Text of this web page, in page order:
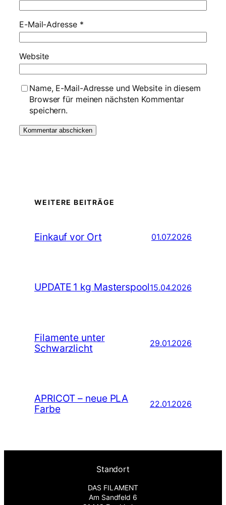
E-Mail-Adresse *
Website
Name, E-Mail-Adresse und Website in diesem
Browser für meinen nächsten Kommentar
speichern.
WEITERE BEITRÄGE
Einkauf vor Ort 01.07.2026
UPDATE 1 kg Masterspool15.04.2026
Filamente unter
Schwarzlicht
29.01.2026
APRICOT – neue PLA
Farbe
22.01.2026
Standort
DAS FILAMENT
Am Sandfeld 6